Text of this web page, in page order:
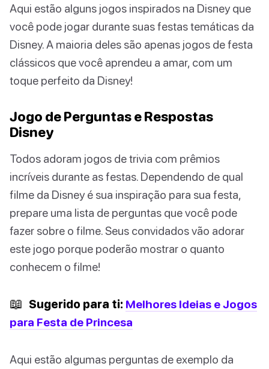
Aqui estão alguns jogos inspirados na Disney que
você pode jogar durante suas festas temáticas da
Disney. A maioria deles são apenas jogos de festa
clássicos que você aprendeu a amar, com um
toque perfeito da Disney!
Jogo de Perguntas e Respostas
Disney
Todos adoram jogos de trivia com prêmios
incríveis durante as festas. Dependendo de qual
filme da Disney é sua inspiração para sua festa,
prepare uma lista de perguntas que você pode
fazer sobre o filme. Seus convidados vão adorar
este jogo porque poderão mostrar o quanto
conhecem o filme!
📖 Sugerido para ti: Melhores Ideias e Jogos
para Festa de Princesa
Aqui estão algumas perguntas de exemplo da